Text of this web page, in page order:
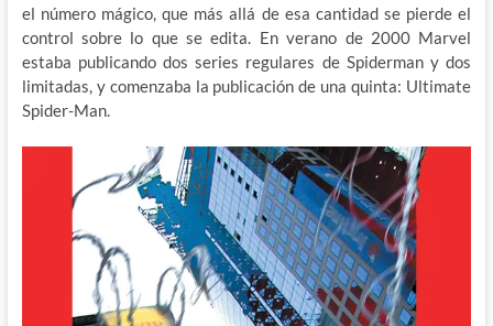
el número mágico, que más allá de esa cantidad se pierde el
control sobre lo que se edita. En verano de 2000 Marvel
estaba publicando dos series regulares de Spiderman y dos
limitadas, y comenzaba la publicación de una quinta: Ultimate
Spider-Man.